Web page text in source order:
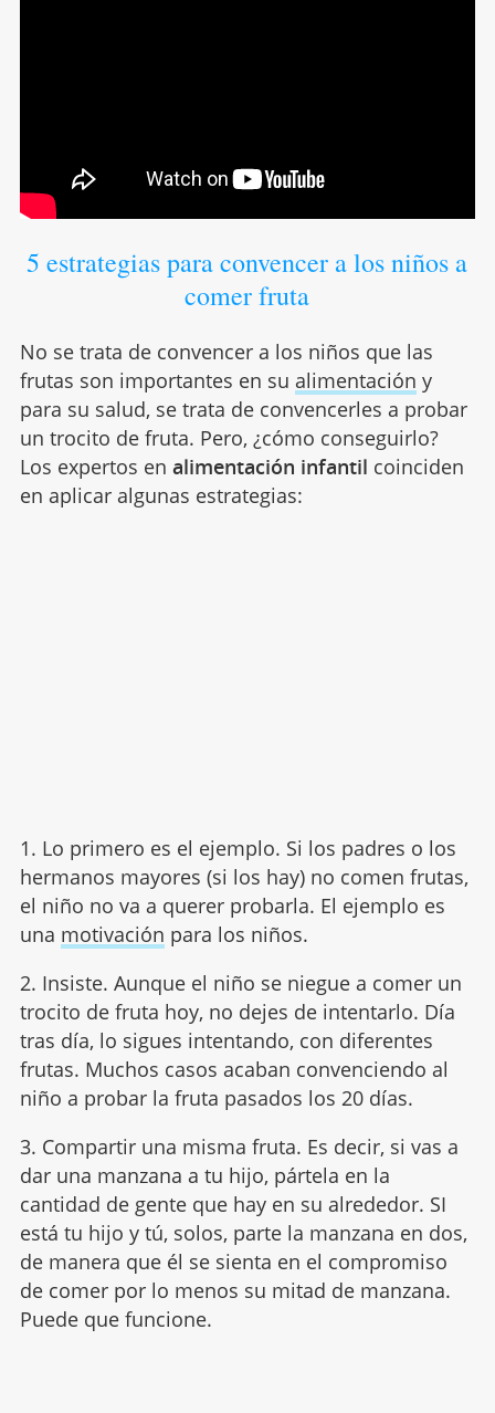
5 estrategias para convencer a los niños a
comer fruta
No se trata de convencer a los niños que las
frutas son importantes en su alimentación y
para su salud, se trata de convencerles a probar
un trocito de fruta. Pero, ¿cómo conseguirlo?
Los expertos en alimentación infantil coinciden
en aplicar algunas estrategias:
1. Lo primero es el ejemplo. Si los padres o los
hermanos mayores (si los hay) no comen frutas,
el niño no va a querer probarla. El ejemplo es
una motivación para los niños.
2. Insiste. Aunque el niño se niegue a comer un
trocito de fruta hoy, no dejes de intentarlo. Día
tras día, lo sigues intentando, con diferentes
frutas. Muchos casos acaban convenciendo al
niño a probar la fruta pasados los 20 días.
3. Compartir una misma fruta. Es decir, si vas a
dar una manzana a tu hijo, pártela en la
cantidad de gente que hay en su alrededor. SI
está tu hijo y tú, solos, parte la manzana en dos,
de manera que él se sienta en el compromiso
de comer por lo menos su mitad de manzana.
Puede que funcione.